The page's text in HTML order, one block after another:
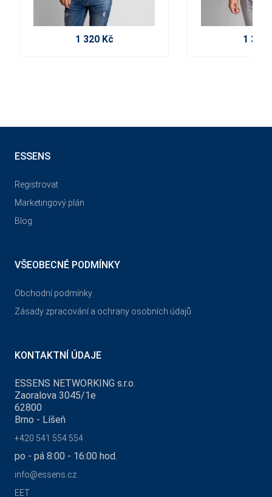
1 320 Kč 1 320
ESSENS
Registrovat
Marketingový plán
Blog
VŠEOBECNÉ PODMÍNKY
Obchodní podmínky
Zásady zpracování a ochrany osobních údajů
KONTAKTNÍ ÚDAJE
ESSENS NETWORKING s.r.o.
Zaoralova 3045/1e
62800
Brno - Líšeň
+420 541 554 554
po - pá 8:00 - 16:00 hod.
info@essens.cz
EET